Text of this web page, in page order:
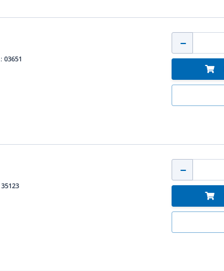
03651
35123